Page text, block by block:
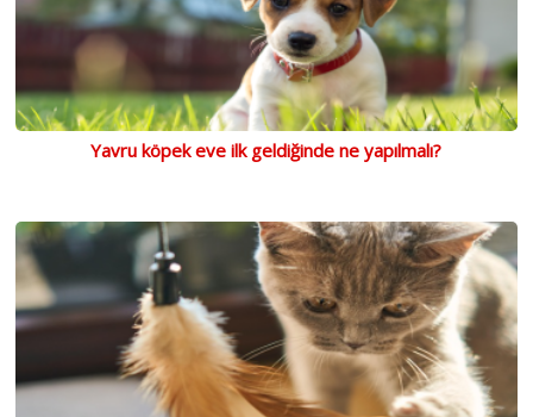
Yavru köpek eve ilk geldiğinde ne yapılmalı?